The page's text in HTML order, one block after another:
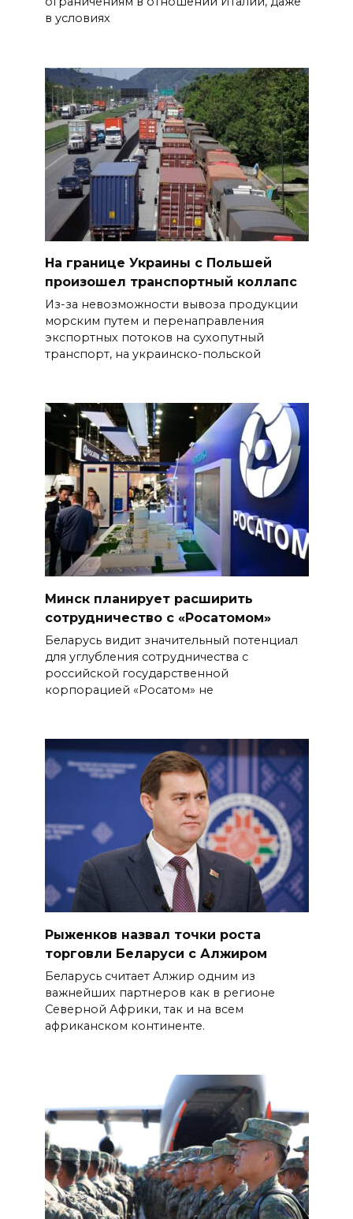
в условиях
На границе Украины с Польшей
произошел транспортный коллапс
Из-за невозможности вывоза продукции
морским путем и перенаправления
экспортных потоков на сухопутный
транспорт, на украинско-польской
Минск планирует расширить
сотрудничество с «Росатомом»
Беларусь видит значительный потенциал
для углубления сотрудничества с
российской государственной
корпорацией «Росатом» не
Рыженков назвал точки роста
торговли Беларуси с Алжиром
Беларусь считает Алжир одним из
важнейших партнеров как в регионе
Северной Африки, так и на всем
африканском континенте.